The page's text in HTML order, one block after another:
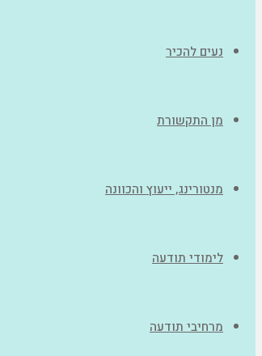
נעים להכיר
מן התקשורת
מנטורינג, ייעוץ והכוונה
לימודי תודעה
מרחיבי תודעה